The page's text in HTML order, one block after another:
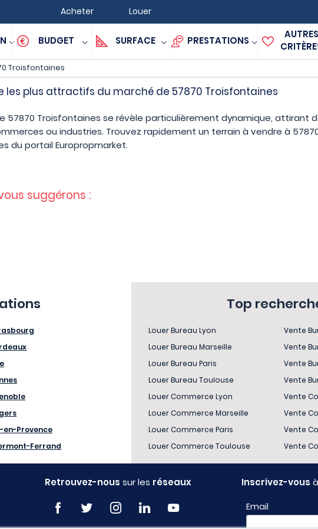
Acheter Louer
BUDGET SURFACE PRESTATIONS
AUTRES
Troisfontaines
les plus attractifs du marché de 57870 Troisfontaines
57870 Troisfontaines se révèle particulièrement dynamique, attirant
ou industries. Trouvez rapidement un terrain à vendre à
du portail Europropmarket.
suggérons :
en-Provence
Ferrand
Top
Louer Bureau Lyon
Louer Bureau Marseille
Louer Bureau Paris
Louer Bureau Toulouse
Louer Commerce Lyon
Louer Commerce Marseille
Louer Commerce Paris
Louer Commerce Toulouse
Vente
Vente
Vente
Vente
Vente
Vente
Vente
Vente
Retrouvez-nous sur les réseaux Inscrivez-vous
Email